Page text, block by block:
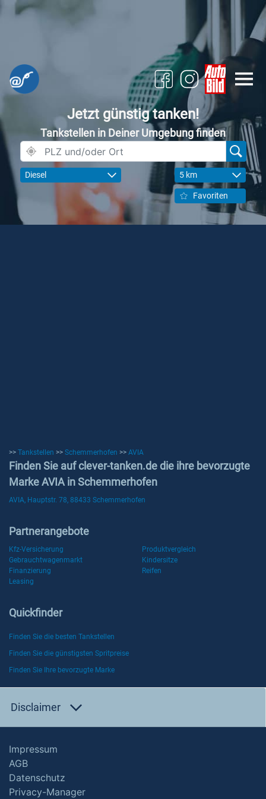
Jetzt günstig tanken!
Tankstellen in Deiner Umgebung finden
Diesel 5 km
Favoriten
>> Tankstellen >> Schemmerhofen >> AVIA
Finden Sie auf clever-tanken.de die ihre bevorzugte
Marke AVIA in Schemmerhofen
AVIA, Hauptstr. 78, 88433 Schemmerhofen
Partnerangebote
Kfz-Versicherung
Produktvergleich
Gebrauchtwagenmarkt
Kindersitze
Finanzierung
Reifen
Leasing
Quickfinder
Finden Sie die besten Tankstellen
Finden Sie die günstigsten Spritpreise
Finden Sie Ihre bevorzugte Marke
Disclaimer
Impressum
AGB
Datenschutz
Privacy-Manager